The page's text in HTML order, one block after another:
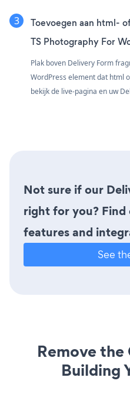
Toevoegen aan html-
TS Photography For
Plak boven Delivery Form
WordPress element dat html
bekijk de live-pagina en uw
Not sure if our
right for you?
features and
See
Remove
Building